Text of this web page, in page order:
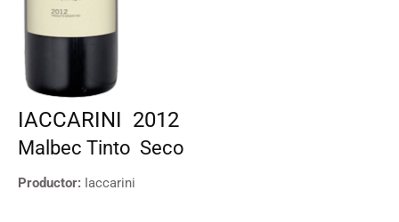
IACCARINI 2012
Malbec Tinto Seco
Productor: Iaccarini